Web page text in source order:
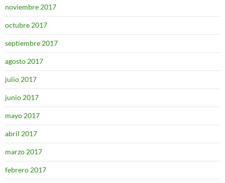
noviembre 2017
octubre 2017
septiembre 2017
agosto 2017
julio 2017
junio 2017
mayo 2017
abril 2017
marzo 2017
febrero 2017